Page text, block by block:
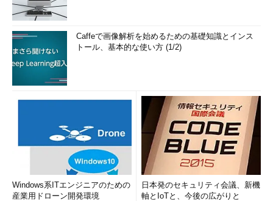
Caffeで画像解析を始めるための基礎知識とインス
トール、基本的な使い方 (1/2)
Windows系ITエンジニアのための
産業用ドローン開発環境
日本発のセキュリティ会議、新機
軸とIoTと、今後の広がりと